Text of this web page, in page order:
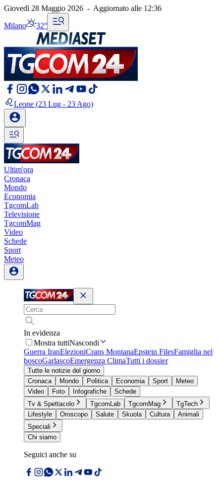
Giovedì 28 Maggio 2026 - Aggiornato alle 12:36
Milano 32°
Leone (23 Lug - 23 Ago)
Ultim'ora
Cronaca
Mondo
Economia
TgcomLab
Televisione
TgcomMag
Video
Schede
Sport
Meteo
In evidenza
Mostra tuttiNascondi
Guerra IranElezioniCrans MontanaEpstein FilesFamiglia nel
boscoGarlascoEmergenza ClimaTutti i dossier
Tutte le notizie del giorno
Cronaca
Mondo Politica Economia Sport
Meteo
Video
Foto Infografiche
Schede
Tv & Spettacolo
TgcomLab TgcomMag
TgTech
Lifestyle
Oroscopo Salute Skuola Cultura
Animali
Speciali
Chi siamo
Seguici anche su